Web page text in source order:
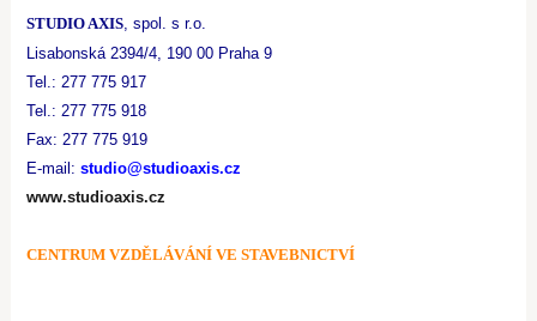
STUDIO AXIS , spol. s r.o.
Lisabonská 2394/4, 190 00 Praha 9
Tel.: 277 775 917
Tel.: 277 775 918
Fax: 277 775 919
E-mail: studio@studioaxis.cz
www.studioaxis.cz
CENTRUM VZDĚLÁVÁNÍ VE STAVEBNICTVÍ